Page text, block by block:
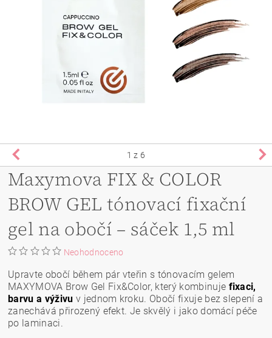
1 z 6
Maxymova FIX & COLOR
BROW GEL tónovací fixační
gel na obočí – sáček 1,5 ml
Neohodnoceno
Upravte obočí během pár vteřin s tónovacím gelem
MAXYMOVA Brow Gel Fix&Color, který kombinuje fixaci,
barvu a výživu v jednom kroku. Obočí fixuje bez slepení a
zanechává přirozený efekt. Je skvělý i jako domácí péče
po laminaci.